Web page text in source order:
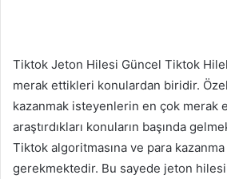
Tiktok Jeton Hilesi Güncel Tiktok
merak ettikleri konulardan biridir.
kazanmak isteyenlerin en çok merak
araştırdıkları konuların başında
Tiktok algoritmasına ve para
gerekmektedir. Bu sayede jeton